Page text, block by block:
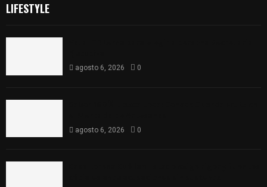
LIFESTYLE
agosto 6, 2026 0
agosto 6, 2026 0